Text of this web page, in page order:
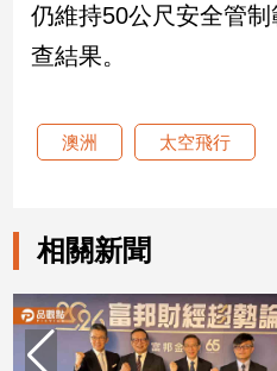
娛
娛
樂
流
行/
時
尚
追
仍維持50公尺安全管
查結果。
澳洲 太空飛行
相關新聞